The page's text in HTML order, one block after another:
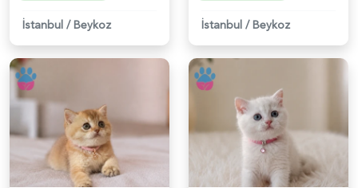
İstanbul /Beykoz İstanbul /Beykoz